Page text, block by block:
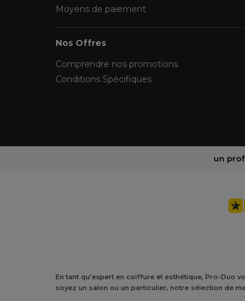
Moyens de paiement
Nos Offres
Comprendre nos promotions
Conditions Spécifiques
un
En tant qu’expert en coiffure et esthétique, Pro-Duo
soyez un salon ou un particulier, notre sélection de